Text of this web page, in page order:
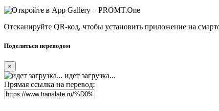
Отсканируйте QR-код, чтобы установить приложение на
Поделиться переводом
×
идет загрузка...
Прямая ссылка на перевод: